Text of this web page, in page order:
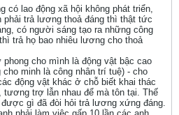
có lao động xã hội không phát triển,
phải trả lương thoả đáng thì thật tức
có người sáng tạo ra những công
trả họ bao nhiêu lương cho thoả
cho mình là động vật bậc cao
minh là công nhân trí tuệ) - cho
động vật khác ở chỗ biết khai thác
tương trợ lẫn nhau để mà tôn tại. Thế
gì đã đòi hỏi trả lương xứng đáng.